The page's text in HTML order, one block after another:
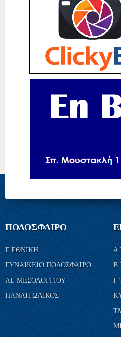
ΠΟΔΟΣΦΑΙΡΟ
Γ ΕΘΝΙΚΗ
ΓΥΝΑΙΚΕΙΟ ΠΟΔΟΣΦΑΙΡΟ
ΑΕ ΜΕΣΟΛΟΓΓΙΟΥ
ΠΑΝΑΙΤΩΛΙΚΟΣ
Α
Β
Γ